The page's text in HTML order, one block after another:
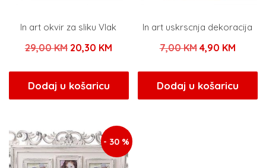
In art okvir za sliku Vlak
29,00KM Izvorna
bila
je:
20,30 KMTrenutna
20,30 KM.
Dodaj u košaricu
In art uskrscnja dekoracija
7,00KM Izvorna
bila
je:
4,90 KM
je:
4,90
Dodaj u košaricu
- 30 %